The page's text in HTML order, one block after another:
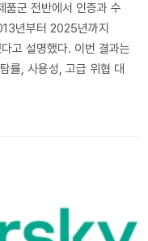
품군 전반에서 인증과 수
년부터 2025년까지
고 설명했다. 이번 결과는
률, 사용성, 고급 위협 대